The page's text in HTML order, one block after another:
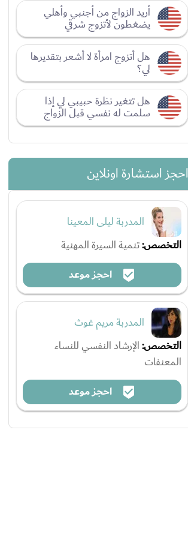
أريد الزواج من أجنبي وأهلي
يضغطون لأتزوج شرقي
هل أتزوج امرأة لا أشعر بتقديرها
لي؟
هل تتغير نظرة حبيبي لي إذا
سلمت له نفسي قبل الزواج
احجز استشارة اونلاين
المدربة ليلى المعينا
التخصص:تنمية السيرة المهنية
احجز موعد
المدربة مريم غوث
التخصص:الإرشاد النفسي للنساء
المعنفات
احجز موعد